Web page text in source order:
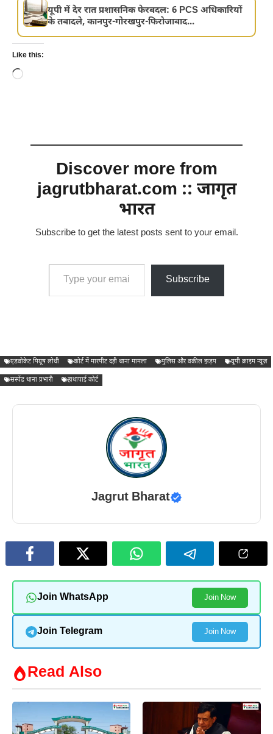
यूपी में देर रात प्रशासनिक फेरबदल: 6 PCS अधिकारियों
के तबादले, कानपुर-गोरखपुर-फिरोजाबाद...
Like this:
Loading…
Discover more from
jagrutbharat.com :: जागृत
भारत
Subscribe to get the latest posts sent to your email.
Type your email…
Subscribe
एडवोकेट पियूष लोधी कोर्ट में मारपीट दही थाना मामला पुलिस और वकील झड़प यूपी क्राइम न्यूज़
सस्पेंड थाना प्रभारी हाथापाई कोर्ट
Jagrut Bharat
Join WhatsApp Join Now
Join Telegram Join Now
Read Also